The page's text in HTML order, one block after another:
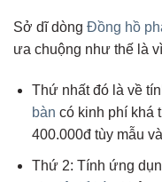
Sở dĩ dòng Đồng hồ
ưa chuộng như thế là
Thứ nhất đó là về
bàn có kinh phí khá
400.000đ tùy mẫu
Thứ 2: Tính ứng